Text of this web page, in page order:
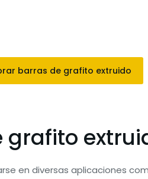
barras de grafito extruido
grafito
en diversas aplicaciones